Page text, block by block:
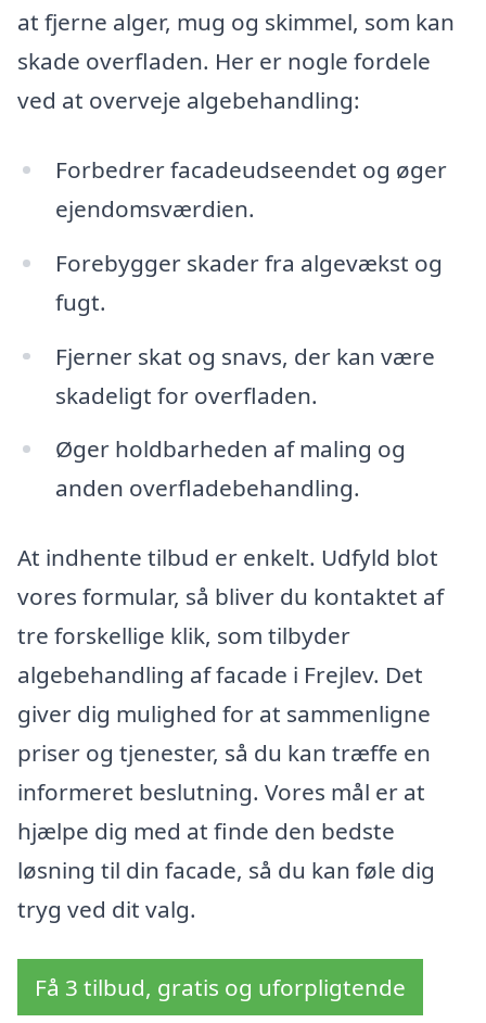
at fjerne alger, mug og skimmel, som kan
skade overfladen. Her er nogle fordele
ved at overveje algebehandling:
Forbedrer facadeudseendet og øger
ejendomsværdien.
Forebygger skader fra algevækst og
fugt.
Fjerner skat og snavs, der kan være
skadeligt for overfladen.
Øger holdbarheden af maling og
anden overfladebehandling.
At indhente tilbud er enkelt. Udfyld blot
vores formular, så bliver du kontaktet af
tre forskellige klik, som tilbyder
algebehandling af facade i Frejlev. Det
giver dig mulighed for at sammenligne
priser og tjenester, så du kan træffe en
informeret beslutning. Vores mål er at
hjælpe dig med at finde den bedste
løsning til din facade, så du kan føle dig
tryg ved dit valg.
Få 3 tilbud, gratis og uforpligtende